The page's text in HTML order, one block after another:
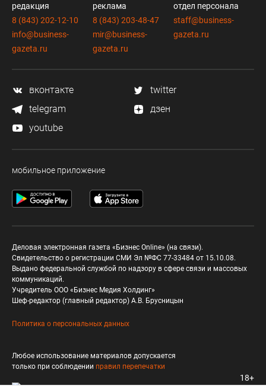
редакция
8 (843) 202-12-10
info@business-
gazeta.ru
реклама
8 (843) 203-48-47
mir@business-
gazeta.ru
отдел персонала
staff@business-
gazeta.ru
вконтакте
twitter
telegram
дзен
youtube
мобильное приложение
Деловая электронная газета «Бизнес Online» (на связи).
Свидетельство о регистрации СМИ Эл №ФС 77-33484 от 15.10.08.
Выдано федеральной службой по надзору в сфере связи и массовых
коммуникаций.
Учредитель ООО «Бизнес Медия Холдинг»
Шеф-редактор (главный редактор) А.В. Брусницын
Политика о персональных данных
Любое использование материалов допускается
только при соблюдении правил перепечатки
18+